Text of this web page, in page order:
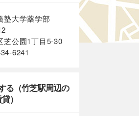
塾大学薬学部
芝公園1丁目5-30
6241
る（竹芝駅周辺の
）